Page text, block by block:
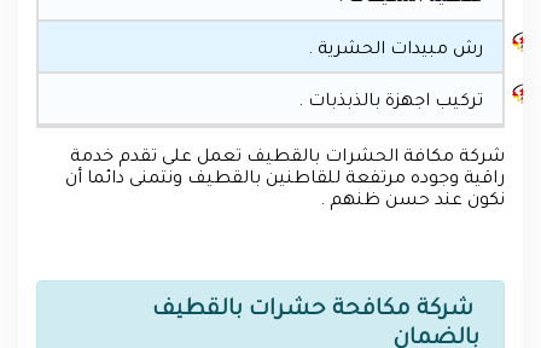
رش مبيدات الحشرية .
تركيب اجهزة بالذبذبات .
شركة مكافة الحشرات بالقطيف تعمل على تقدم خدمة
راقية وجوده مرتفعة للقاطنين بالقطيف ونتمنى دائما أن
نكون عند حسن ظنهم .
شركة مكافحة حشرات بالقطيف
بالضمان